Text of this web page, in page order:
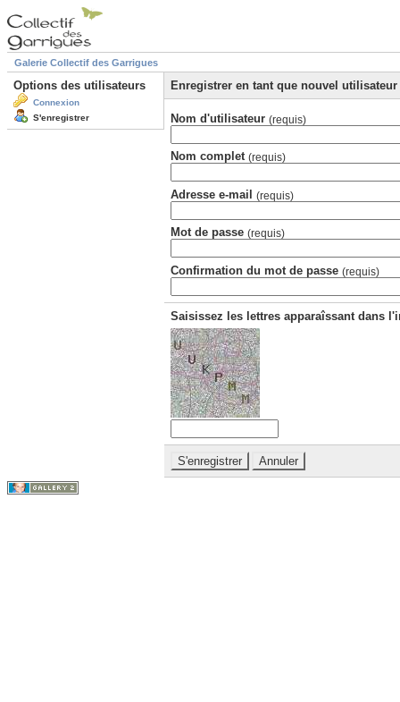
Galerie Collectif des Garrigues
Options des utilisateurs
Connexion
S'enregistrer
Enregistrer en tant que nouvel utilisateur
Nom d'utilisateur (requis)
Nom complet (requis)
Adresse e-mail (requis)
Mot de passe (requis)
Confirmation du mot de passe (requis)
Saisissez les lettres apparaîssant dans